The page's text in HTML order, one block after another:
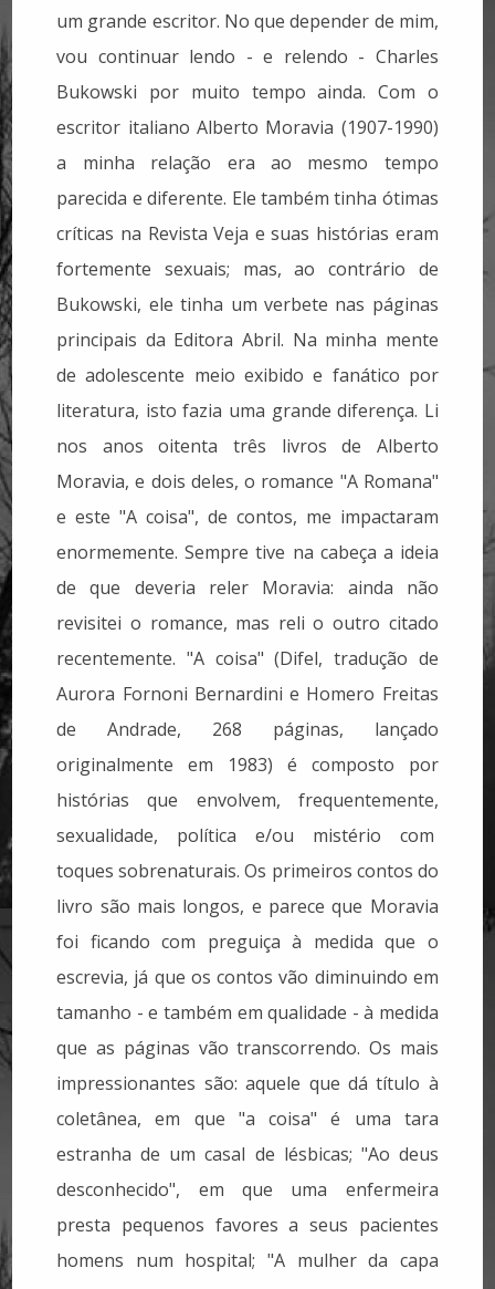
um grande escritor. No que depender de mim,
vou continuar lendo - e relendo - Charles
Bukowski por muito tempo ainda. Com o
escritor italiano Alberto Moravia (1907-1990)
a minha relação era ao mesmo tempo
parecida e diferente. Ele também tinha ótimas
críticas na Revista Veja e suas histórias eram
fortemente sexuais; mas, ao contrário de
Bukowski, ele tinha um verbete nas páginas
principais da Editora Abril. Na minha mente
de adolescente meio exibido e fanático por
literatura, isto fazia uma grande diferença. Li
nos anos oitenta três livros de Alberto
Moravia, e dois deles, o romance "A Romana"
e este "A coisa", de contos, me impactaram
enormemente. Sempre tive na cabeça a ideia
de que deveria reler Moravia: ainda não
revisitei o romance, mas reli o outro citado
recentemente. "A coisa" (Difel, tradução de
Aurora Fornoni Bernardini e Homero Freitas
de Andrade, 268 páginas, lançado
originalmente em 1983) é composto por
histórias que envolvem, frequentemente,
sexualidade, política e/ou mistério com
toques sobrenaturais. Os primeiros contos do
livro são mais longos, e parece que Moravia
foi ficando com preguiça à medida que o
escrevia, já que os contos vão diminuindo em
tamanho - e também em qualidade - à medida
que as páginas vão transcorrendo. Os mais
impressionantes são: aquele que dá título à
coletânea, em que "a coisa" é uma tara
estranha de um casal de lésbicas; "Ao deus
desconhecido", em que uma enfermeira
presta pequenos favores a seus pacientes
homens num hospital; "A mulher da capa